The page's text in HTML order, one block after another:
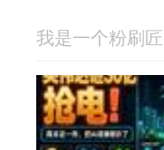
我是一个粉刷